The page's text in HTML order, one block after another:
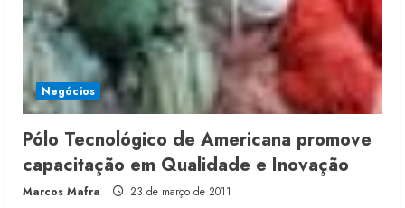
Negócios
Pólo Tecnológico de Americana promove
capacitação em Qualidade e Inovação
Marcos Mafra 23 de março de 2011
2
Moda vende US$63,7 bilhões em
produtos licenciados
6 de agosto de 2026
Renata Caixeta assume Movimento
Sou de Algodão
5 de agosto de 2026